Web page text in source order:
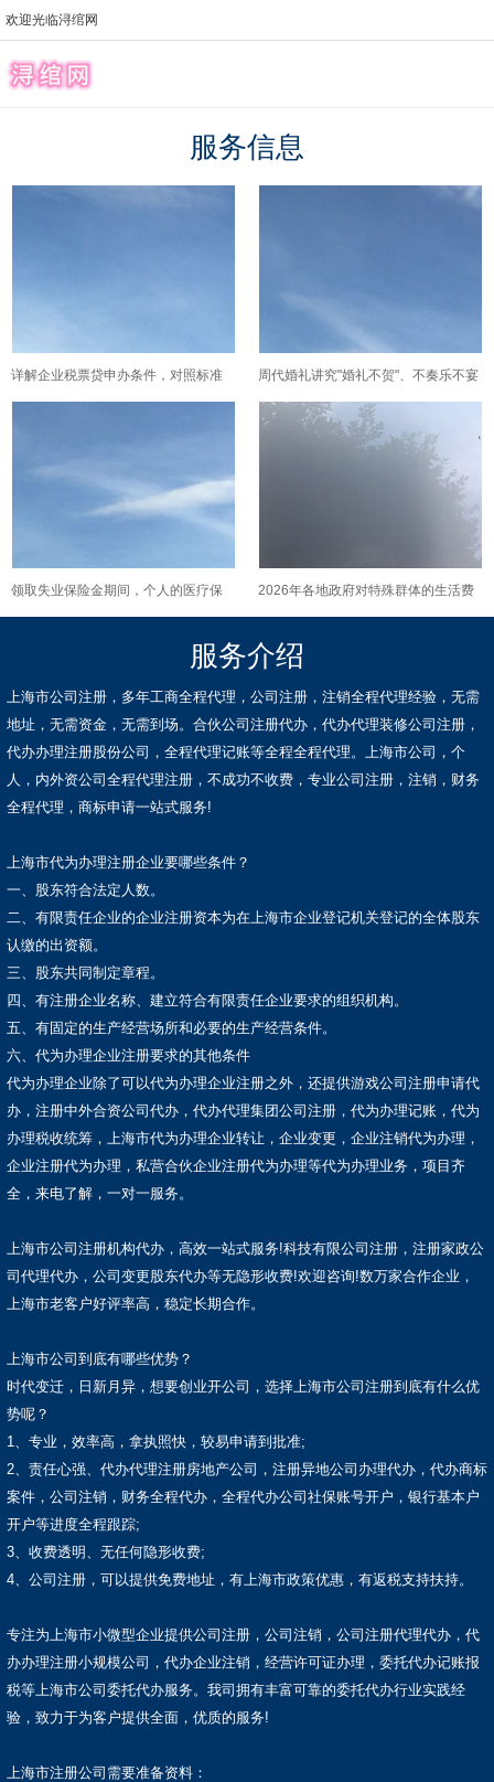
欢迎光临浔绾网
服务信息
详解企业税票贷申办条件，对照标准
判断公司是否具备申请资格
周代婚礼讲究"婚礼不贺"、不奏乐不宴
饮，古人到底把结婚看成热闹还是看
领取失业保险金期间，个人的医疗保
险是由谁来负责缴纳的呢？
2026年各地政府对特殊群体的生活费
补助政策有何新变化？
服务介绍
上海市公司注册，多年工商全程代理，公司注册，注销全程代理经验，无需
地址，无需资金，无需到场。合伙公司注册代办，代办代理装修公司注册，
代办办理注册股份公司，全程代理记账等全程全程代理。上海市公司，个
人，内外资公司全程代理注册，不成功不收费，专业公司注册，注销，财务
全程代理，商标申请一站式服务!
上海市代为办理注册企业要哪些条件？
一、股东符合法定人数。
二、有限责任企业的企业注册资本为在上海市企业登记机关登记的全体股东
认缴的出资额。
三、股东共同制定章程。
四、有注册企业名称、建立符合有限责任企业要求的组织机构。
五、有固定的生产经营场所和必要的生产经营条件。
六、代为办理企业注册要求的其他条件
代为办理企业除了可以代为办理企业注册之外，还提供游戏公司注册申请代
办，注册中外合资公司代办，代办代理集团公司注册，代为办理记账，代为
办理税收统筹，上海市代为办理企业转让，企业变更，企业注销代为办理，
企业注册代为办理，私营合伙企业注册代为办理等代为办理业务，项目齐
全，来电了解，一对一服务。
上海市公司注册机构代办，高效一站式服务!科技有限公司注册，注册家政公
司代理代办，公司变更股东代办等无隐形收费!欢迎咨询!数万家合作企业，
上海市老客户好评率高，稳定长期合作。
上海市公司到底有哪些优势？
时代变迁，日新月异，想要创业开公司，选择上海市公司注册到底有什么优
势呢？
1、专业，效率高，拿执照快，较易申请到批准;
2、责任心强、代办代理注册房地产公司，注册异地公司办理代办，代办商标
案件，公司注销，财务全程代办，全程代办公司社保账号开户，银行基本户
开户等进度全程跟踪;
3、收费透明、无任何隐形收费;
4、公司注册，可以提供免费地址，有上海市政策优惠，有返税支持扶持。
专注为上海市小微型企业提供公司注册，公司注销，公司注册代理代办，代
办办理注册小规模公司，代办企业注销，经营许可证办理，委托代办记账报
税等上海市公司委托代办服务。我司拥有丰富可靠的委托代办行业实践经
验，致力于为客户提供全面，优质的服务!
上海市注册公司需要准备资料：